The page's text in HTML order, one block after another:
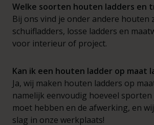
Welke soorten houten ladders en
Bij ons vind je onder andere houten
schuifladders, losse ladders en
voor interieur of project.
Kan ik een houten ladder op maat
Ja, wij maken houten ladders op
namelijk eenvoudig hoeveel
moet hebben en de afwerking, en
slag in onze werkplaats!